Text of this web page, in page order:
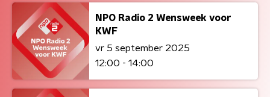
NPO Radio 2 Wensweek voor
KWF
vr 5 september 2025
12:00 - 14:00